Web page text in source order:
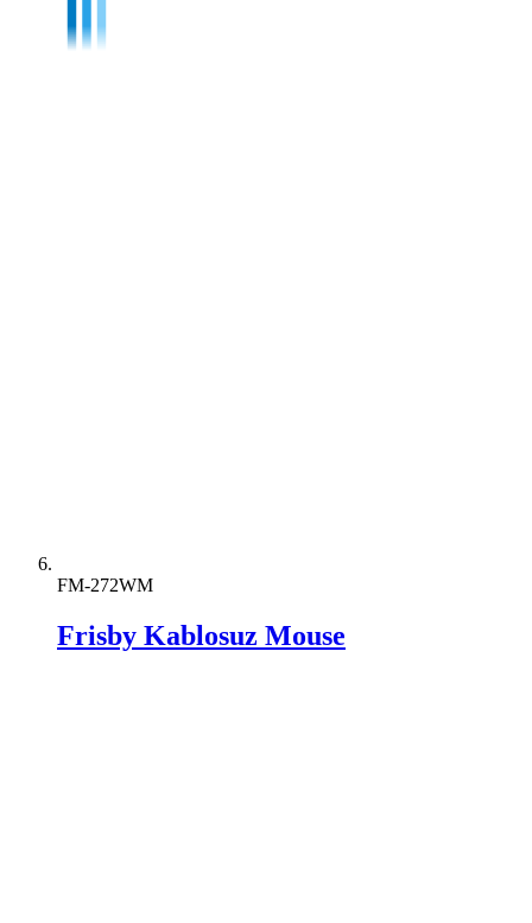
FM-272WM
Frisby Kablosuz Mouse